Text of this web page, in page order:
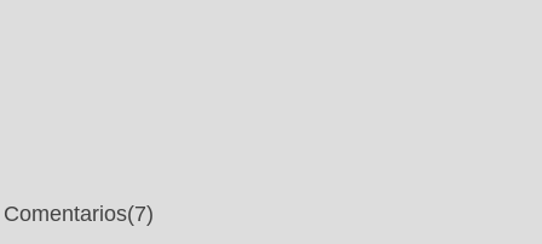
Comentarios(7)